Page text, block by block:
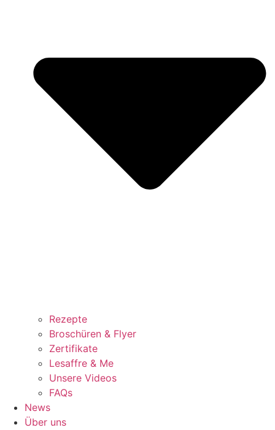
Rezepte
Broschüren & Flyer
Zertifikate
Lesaffre & Me
Unsere Videos
FAQs
News
Über uns